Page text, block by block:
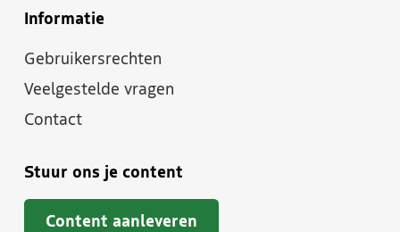
Informatie
Gebruikersrechten
Veelgestelde vragen
Contact
Stuur ons je content
Content aanleveren